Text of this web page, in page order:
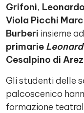
Grifoni,
Viola Picchi
Burberi insieme ad
primarie
Cesalpino di
Gli studenti delle
palcoscenico
formazione